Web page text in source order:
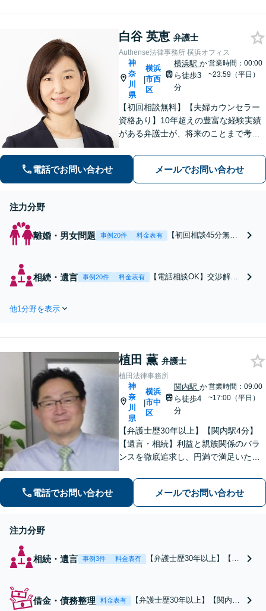
白谷 英恵 弁護士
Authense法律事務所 横浜オフィス
神
奈
川
県
|
横浜
市西
区
横浜駅 か
ら徒歩3
分
営業時間：00:00
~23:59（平日）
【初回相談無料】【夫婦カウンセラー
資格あり】10年超えの豊富な経験実績
がある弁護士が、将来のことまで考え
護士事務所に在籍」「事務所の離婚分
野マネージャー」相続は協議から裁判
まで一貫してサポート【完全個室対
電話でお問い合わせ メールでお問い合わせ
注力分野
離婚・男女問題 事例20件 料金表有
【初回相談45分無
資格あり】将来のこ
とまで考えた最適な
ラハラ離婚もお任せ
ください【完全個室
対応】【子連れ相談
可】
相続・遺言 事例20件 料金表有
【電話相談OK】交渉解
に定評あり」「80名を超
【初回相談無料】「不動産
相続に強い」【完全個室対
応】【バリアフリー対応】
他1分野を表示
植田 薫 弁護士
植田法律事務所
神
奈
川
県
|
横浜
市中
区
関内駅 か
ら徒歩4
分
営業時間：09:00
~17:00（平日）
【弁護士歴30年以上】【関内駅4分】
【遺言・相続】利益と親族関係のバラ
ンスを徹底追求し、円満で満足いただ
自己破産や法人の破産もおまかせくだ
さい【法テラス利用可】【電話／メー
ル／ビデオ面談可】
電話でお問い合わせ メールでお問い合わせ
注力分野
相続・遺言 事例3件 料金表有
【弁護士歴30年以上】【初
遺産分割・相続放棄・遺言
書など、利益と関係性を重
借金・債務整理 料金表有
【弁護士歴30年以上】【関内駅